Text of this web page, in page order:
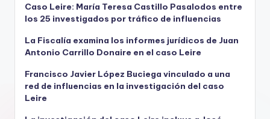
Caso Leire: María Teresa Castillo Pasalodos entre
los 25 investigados por tráfico de influencias
La Fiscalía examina los informes jurídicos de Juan
Antonio Carrillo Donaire en el caso Leire
Francisco Javier López Buciega vinculado a una
red de influencias en la investigación del caso
Leire